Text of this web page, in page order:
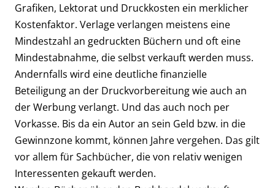
Grafiken, Lektorat und Druckkosten ein merklicher
Kostenfaktor. Verlage verlangen meistens eine
Mindestzahl an gedruckten Büchern und oft eine
Mindestabnahme, die selbst verkauft werden muss.
Andernfalls wird eine deutliche finanzielle
Beteiligung an der Druckvorbereitung wie auch an
der Werbung verlangt. Und das auch noch per
Vorkasse. Bis da ein Autor an sein Geld bzw. in die
Gewinnzone kommt, können Jahre vergehen. Das gilt
vor allem für Sachbücher, die von relativ wenigen
Interessenten gekauft werden.